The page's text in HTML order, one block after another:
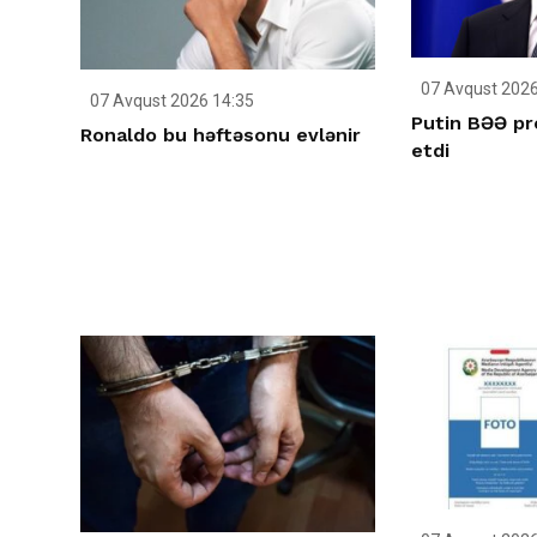
07 Avqust 2026 14:35
Ronaldo bu həftəsonu evlənir
07 Avqust
Putin BƏƏ
etdi